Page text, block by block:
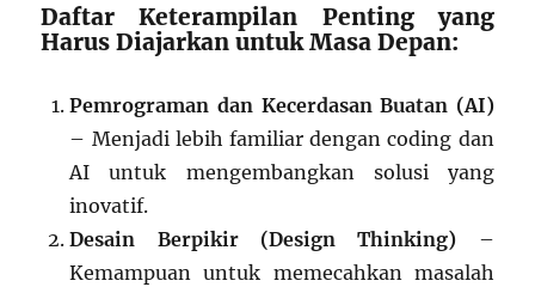
Daftar Keterampilan Penting yang
Harus Diajarkan untuk Masa Depan:
Pemrograman dan Kecerdasan Buatan (AI)
– Menjadi lebih familiar dengan coding dan
AI untuk mengembangkan solusi yang
inovatif.
Desain Berpikir (Design Thinking) –
Kemampuan untuk memecahkan masalah